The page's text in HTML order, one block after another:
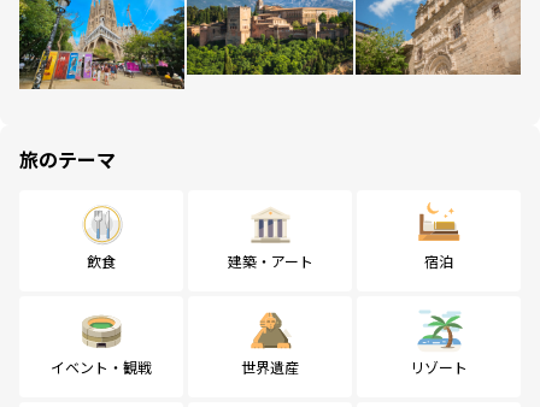
旅のテーマ
飲食 建築・アート 宿泊
イベント・観戦 世界遺産 リゾート